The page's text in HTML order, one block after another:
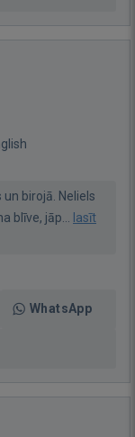
birojā. Neliels
blīve, jāp... lasīt
WhatsApp